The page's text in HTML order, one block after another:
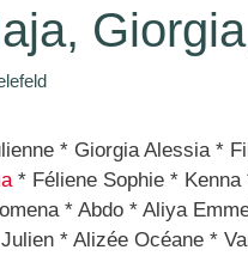
* Giorgia Alessia *
* Féliene Sophie * Kenna
* Abdo * Aliya
* Alizée Océane *